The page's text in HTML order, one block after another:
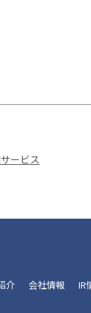
ービス
介 会社情報 IR